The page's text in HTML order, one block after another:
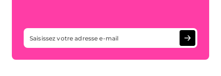
Email
Iscriviti